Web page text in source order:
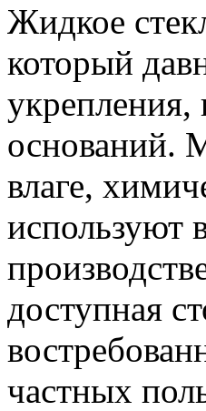
Жидкое
который
оснований.
влаге,
используют
доступная
частных